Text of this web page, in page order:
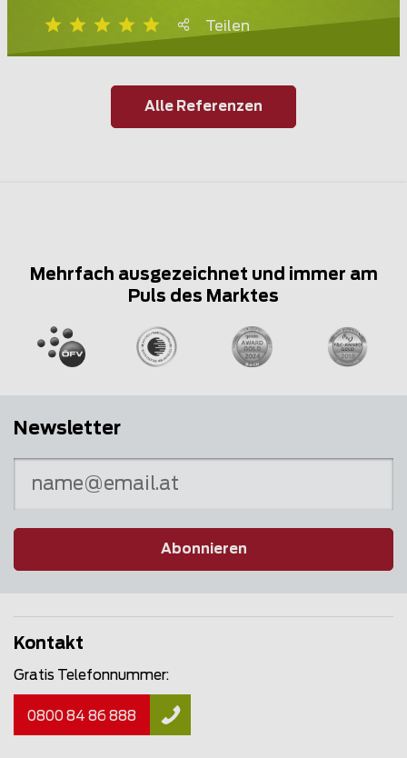
Teilen
Alle Referenzen
Mehrfach ausgezeichnet und immer am
Puls des Marktes
Newsletter
Abonnieren
Kontakt
Gratis Telefonnummer:
0800 84 86 888